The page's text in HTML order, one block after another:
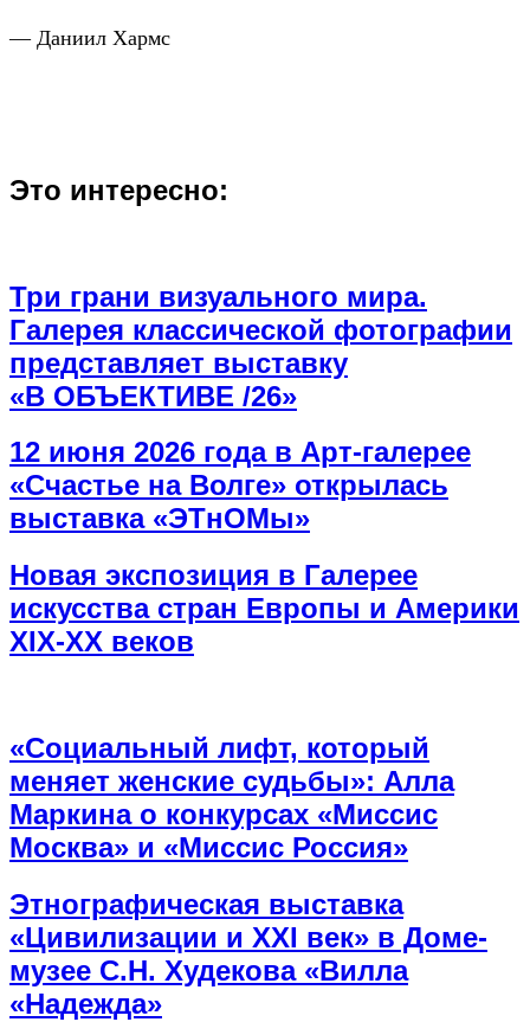
— Даниил Хармс
Это интересно:
Три грани визуального мира.
Галерея классической фотографии
представляет выставку
«В ОБЪЕКТИВЕ /26»
12 июня 2026 года в Арт-галерее
«Счастье на Волге» открылась
выставка «ЭТнОМы»
Новая экспозиция в Галерее
искусства стран Европы и Америки
XIX-XX веков
«Социальный лифт, который
меняет женские судьбы»: Алла
Маркина о конкурсах «Миссис
Москва» и «Миссис Россия»
Этнографическая выставка
«Цивилизации и ХХI век» в Доме-
музее С.Н. Худекова «Вилла
«Надежда»